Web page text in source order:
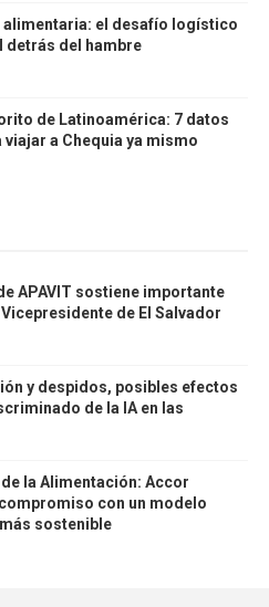
alimentaria: el desafío logístico
detrás del hambre
de Latinoamérica: 7 datos
viajar a Chequia ya mismo
APAVIT sostiene importante
de El Salvador
y despidos, posibles efectos
de la IA en las
la Alimentación: Accor
con un modelo
sostenible